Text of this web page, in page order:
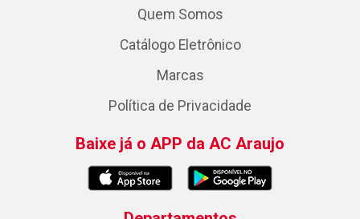
Quem Somos
Catálogo Eletrônico
Marcas
Política de Privacidade
Baixe já o APP da AC Araujo